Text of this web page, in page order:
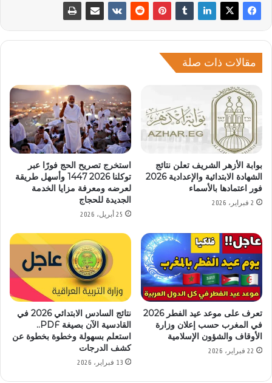
مقالات ذات صلة
بوابة الأزهر الشريف تعلن نتائج
الشهادة الابتدائية والإعدادية 2026
فور اعتمادها بالأسماء
2 فبراير، 2026
استخرج تصريح الحج فورًا عبر
توكلنا 2026 1447 وأسهل طريقة
لعرضه ومعرفة مزايا الخدمة
الجديدة للحجاج
25 أبريل، 2026
تعرف على موعد عيد الفطر 2026
في المغرب حسب إعلان وزارة
الأوقاف والشؤون الإسلامية
22 فبراير، 2026
نتائج السادس الابتدائي 2026 في
القادسية الآن بصيغة PDF..
استعلم بسهولة وخطوة بخطوة عن
كشف الدرجات
13 فبراير، 2026